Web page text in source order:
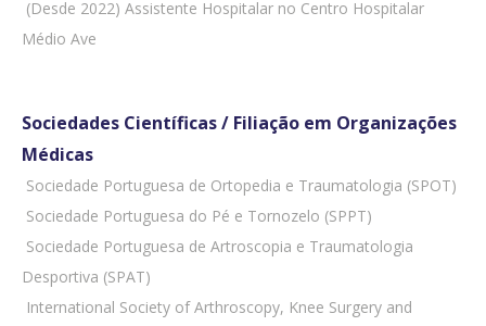
 (Desde 2022) Assistente Hospitalar no Centro Hospitalar
Médio Ave
Sociedades Científicas / Filiação em Organizações
Médicas
 Sociedade Portuguesa de Ortopedia e Traumatologia (SPOT)
 Sociedade Portuguesa do Pé e Tornozelo (SPPT)
 Sociedade Portuguesa de Artroscopia e Traumatologia
Desportiva (SPAT)
 International Society of Arthroscopy, Knee Surgery and